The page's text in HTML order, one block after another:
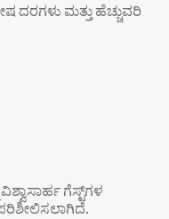
ಮತ್ತು ಹೆಚ್ಚುವರಿ
ಗೆಸ್ಟ್‌ಗಳ